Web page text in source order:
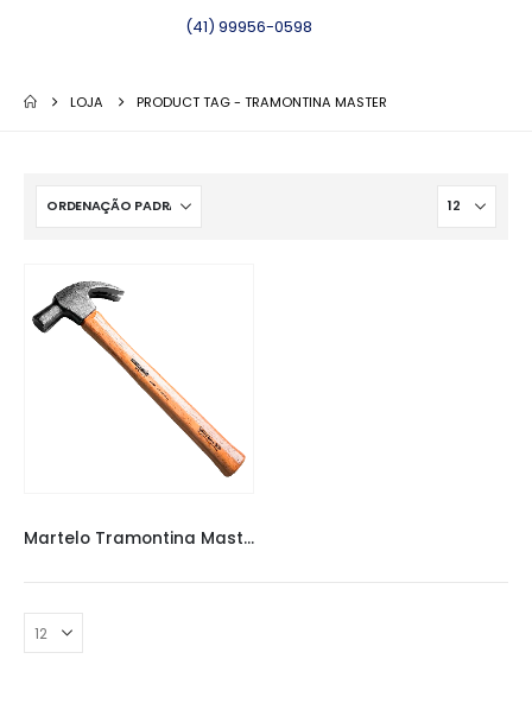
(41) 99956-0598
LOJA PRODUCT TAG -TRAMONTINA MASTER
Martelo Tramontina Master